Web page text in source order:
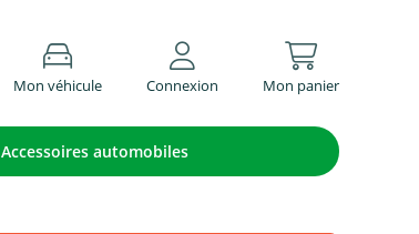
Mon véhicule Connexion Mon panier
Accessoires automobiles